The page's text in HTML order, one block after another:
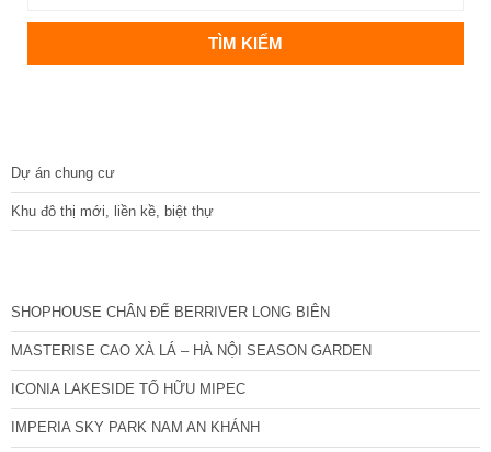
Dự án chung cư
Khu đô thị mới, liền kề, biệt thự
SHOPHOUSE CHÂN ĐẾ BERRIVER LONG BIÊN
MASTERISE CAO XÀ LÁ – HÀ NỘI SEASON GARDEN
ICONIA LAKESIDE TỐ HỮU MIPEC
IMPERIA SKY PARK NAM AN KHÁNH